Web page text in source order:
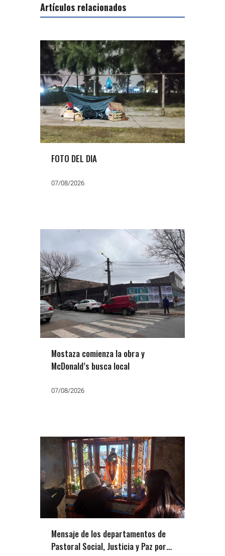
Artículos relacionados
FOTO DEL DIA
07/08/2026
Mostaza comienza la obra y
McDonald’s busca local
07/08/2026
Mensaje de los departamentos de
Pastoral Social, Justicia y Paz por